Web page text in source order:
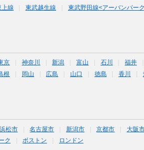
上線 東武越生線
東武野田線<アーバンパー
京 神奈川 新潟 富山 石川 福井
根 岡山 広島 山口 徳島 香川
浜松市 名古屋市 新潟市 京都市 大阪
ク ボストン ロンドン